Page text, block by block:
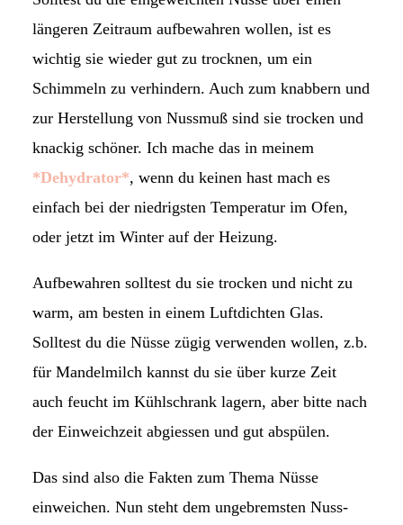
längeren Zeitraum aufbewahren wollen, ist es
wichtig sie wieder gut zu trocknen, um ein
Schimmeln zu verhindern. Auch zum knabbern und
zur Herstellung von Nussmuß sind sie trocken und
knackig schöner. Ich mache das in meinem
*Dehydrator*, wenn du keinen hast mach es
einfach bei der niedrigsten Temperatur im Ofen,
oder jetzt im Winter auf der Heizung.
Aufbewahren solltest du sie trocken und nicht zu
warm, am besten in einem Luftdichten Glas.
Solltest du die Nüsse zügig verwenden wollen, z.b.
für Mandelmilch kannst du sie über kurze Zeit
auch feucht im Kühlschrank lagern, aber bitte nach
der Einweichzeit abgiessen und gut abspülen.
Das sind also die Fakten zum Thema Nüsse
einweichen. Nun steht dem ungebremsten Nuss-